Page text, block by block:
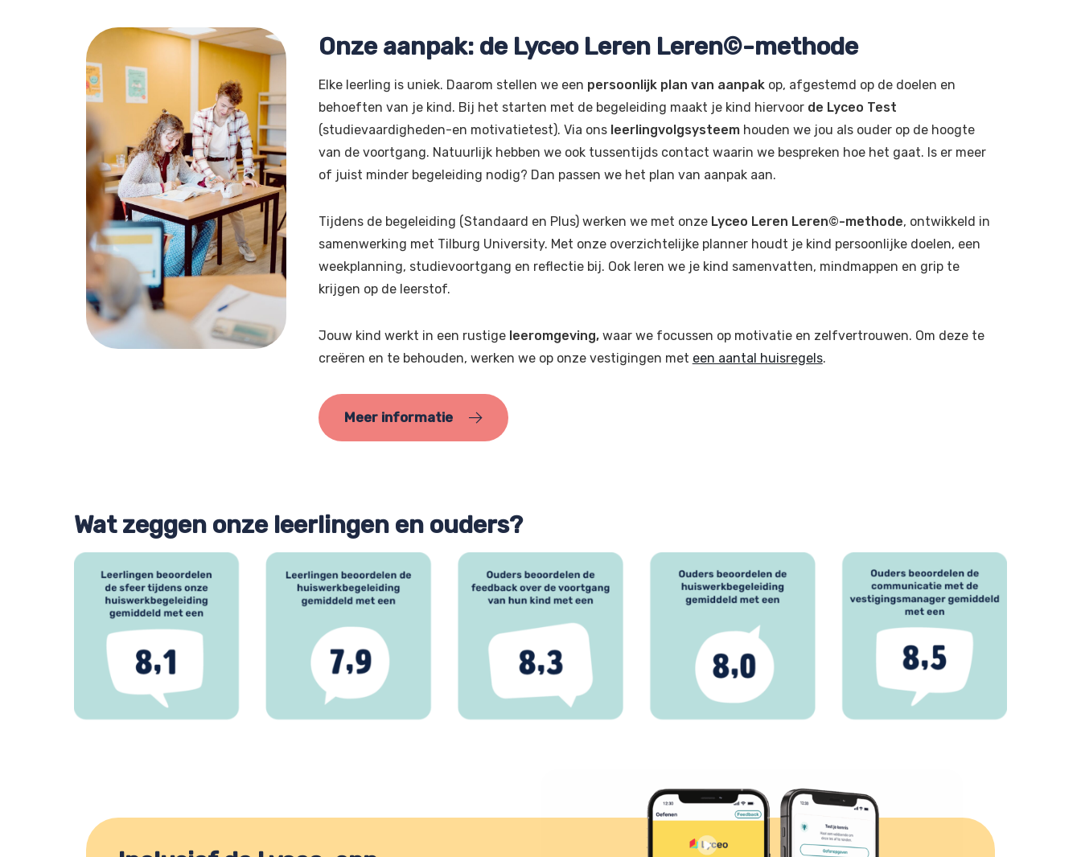
Onze aanpak: de Lyceo Leren Leren©-methode
Elke leerling is uniek. Daarom stellen we een persoonlijk plan van aanpakop, afgestemd op de doelen en
behoeften van je kind. Bij het starten met de begeleiding maakt je kind hiervoor de Lyceo Test
(studievaardigheden-en motivatietest). Via ons leerlingvolgsysteemhouden we jou als ouder op de hoogte
van de voortgang. Natuurlijk hebben we ook tussentijds contact waarin we bespreken hoe het gaat. Is er meer
of juist minder begeleiding nodig? Dan passen we het plan van aanpak aan.
Tijdens de begeleiding (Standaard en Plus) werken we met onze Lyceo Leren Leren©-methode, ontwikkeld in
samenwerking met Tilburg University. Met onze overzichtelijke planner houdt je kind persoonlijke doelen, een
weekplanning, studievoortgang en reflectie bij. Ook leren we je kind samenvatten, mindmappen en grip te
krijgen op de leerstof.
Jouw kind werkt in een rustigeleeromgeving, waar we focussen op motivatie en zelfvertrouwen. Om deze te
creëren en te behouden, werken we op onze vestigingen met een aantal huisregels.
Meer informatie
Wat zeggen onze leerlingen en ouders?